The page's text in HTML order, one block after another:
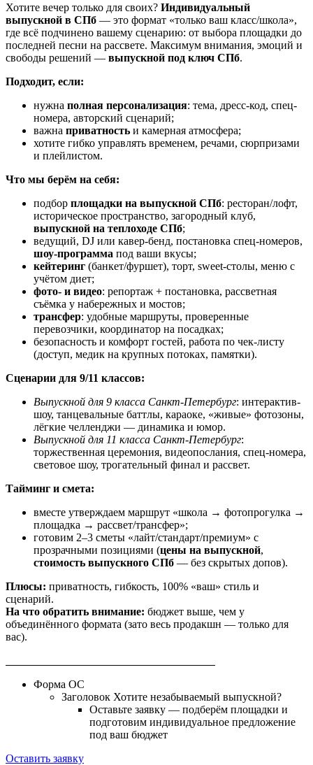
Хотите вечер только для своих? Индивидуальный
выпускной в СПб — это формат «только ваш класс/школа»,
где всё подчинено вашему сценарию: от выбора площадки до
последней песни на рассвете. Максимум внимания, эмоций и
свободы решений — выпускной под ключ СПб.
Подходит, если:
нужна полная персонализация: тема, дресс-код, спец-
номера, авторский сценарий;
важна приватность и камерная атмосфера;
хотите гибко управлять временем, речами, сюрпризами
и плейлистом.
Что мы берём на себя:
подбор площадки на выпускной СПб: ресторан/лофт,
историческое пространство, загородный клуб,
выпускной на теплоходе СПб;
ведущий, DJ или кавер-бенд, постановка спец-номеров,
шоу-программа под ваши вкусы;
кейтеринг (банкет/фуршет), торт, sweet-столы, меню с
учётом диет;
фото- и видео: репортаж + постановка, рассветная
съёмка у набережных и мостов;
трансфер: удобные маршруты, проверенные
перевозчики, координатор на посадках;
безопасность и комфорт гостей, работа по чек-листу
(доступ, медик на крупных потоках, памятки).
Сценарии для 9/11 классов:
Выпускной для 9 класса Санкт-Петербург: интерактив-
шоу, танцевальные баттлы, караоке, «живые» фотозоны,
лёгкие челленджи — динамика и юмор.
Выпускной для 11 класса Санкт-Петербург:
торжественная церемония, видеопослания, спец-номера,
световое шоу, трогательный финал и рассвет.
Тайминг и смета:
вместе утверждаем маршрут «школа → фотопрогулка →
площадка → рассвет/трансфер»;
готовим 2–3 сметы «лайт/стандарт/премиум» с
прозрачными позициями (цены на выпускной,
стоимость выпускного СПб — без скрытых допов).
Плюсы: приватность, гибкость, 100% «ваш» стиль и
сценарий.
На что обратить внимание: бюджет выше, чем у
объединённого формата (зато весь продакшн — только для
вас).
Форма ОС
Заголовок Хотите незабываемый выпускной?
Оставьте заявку — подберём площадки и
подготовим индивидуальное предложение
под ваш бюджет
Оставить заявку